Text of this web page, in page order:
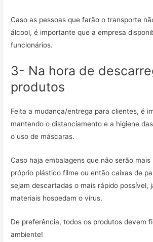
Caso as pessoas que farão o transporte
álcool, é importante que a empresa
funcionários.
3- Na hora de
produtos
Feita a mudança/entrega para clientes, é
mantendo o distanciamento e a higiene
o uso de máscaras.
Caso haja embalagens que não serão
próprio plástico filme ou então caixas de
sejam descartadas o mais rápido possível,
materiais hospedam o vírus.
De preferência, todos os produtos devem
ambiente!